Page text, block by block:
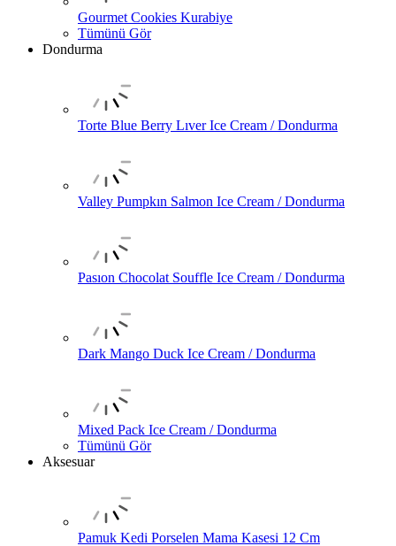
Gourmet Cookies Kurabiye
Tümünü Gör
Dondurma
Torte Blue Berry Lıver Ice Cream / Dondurma
Valley Pumpkın Salmon Ice Cream / Dondurma
Pasıon Chocolat Souffle Ice Cream / Dondurma
Dark Mango Duck Ice Cream / Dondurma
Mixed Pack Ice Cream / Dondurma
Tümünü Gör
Aksesuar
Pamuk Kedi Porselen Mama Kasesi 12 Cm